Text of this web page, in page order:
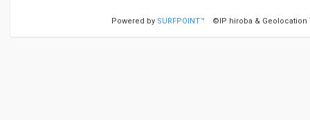
Powered by SURFPOINT™ ©IP hiroba & Geolocation